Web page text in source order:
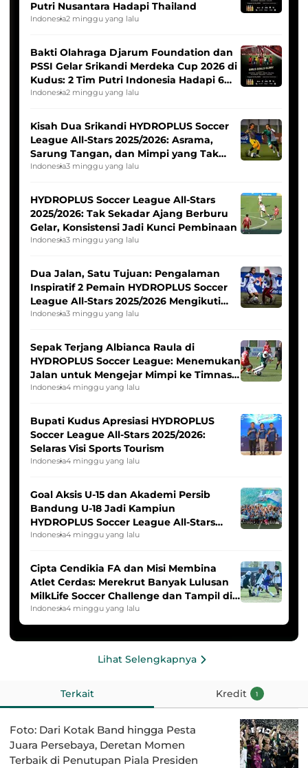
Putri Nusantara Hadapi Thailand
Indonesia2 minggu yang lalu
Bakti Olahraga Djarum Foundation dan
PSSI Gelar Srikandi Merdeka Cup 2026 di
Kudus: 2 Tim Putri Indonesia Hadapi 6
Tim Asia
Indonesia2 minggu yang lalu
Kisah Dua Srikandi HYDROPLUS Soccer
League All-Stars 2025/2026: Asrama,
Sarung Tangan, dan Mimpi yang Tak
Pernah Padam
Indonesia3 minggu yang lalu
HYDROPLUS Soccer League All-Stars
2025/2026: Tak Sekadar Ajang Berburu
Gelar, Konsistensi Jadi Kunci Pembinaan
Indonesia3 minggu yang lalu
Dua Jalan, Satu Tujuan: Pengalaman
Inspiratif 2 Pemain HYDROPLUS Soccer
League All-Stars 2025/2026 Mengikuti
Seleksi Timnas Indonesia Putri
Indonesia3 minggu yang lalu
Sepak Terjang Albianca Raula di
HYDROPLUS Soccer League: Menemukan
Jalan untuk Mengejar Mimpi ke Timnas
Indonesia Putri
Indonesia4 minggu yang lalu
Bupati Kudus Apresiasi HYDROPLUS
Soccer League All-Stars 2025/2026:
Selaras Visi Sports Tourism
Indonesia4 minggu yang lalu
Goal Aksis U-15 dan Akademi Persib
Bandung U-18 Jadi Kampiun
HYDROPLUS Soccer League All-Stars
2025/2026
Indonesia4 minggu yang lalu
Cipta Cendikia FA dan Misi Membina
Atlet Cerdas: Merekrut Banyak Lulusan
MilkLife Soccer Challenge dan Tampil di
HYDROPLUS Soccer League
Indonesia4 minggu yang lalu
Lihat Selengkapnya
Terkait Kredit 1
Foto: Dari Kotak Band hingga Pesta
Juara Persebaya, Deretan Momen
Terbaik di Penutupan Piala Presiden